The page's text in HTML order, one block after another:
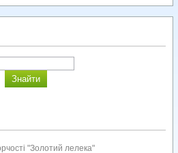
"Золотий лелека"